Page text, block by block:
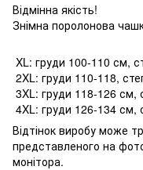
Відмінна якість!
Знімна поролонова
XL: груди 100-110 см,
2XL: груди 110-118,
3XL: груди 118-126 см,
4XL: груди 126-134 см,
Відтінок виробу може
представленого на
монітора.